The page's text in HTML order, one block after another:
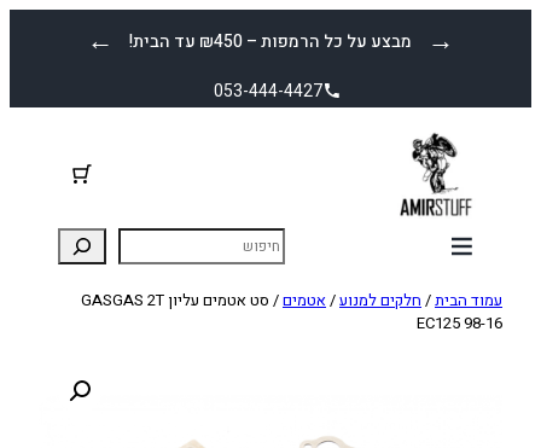
← מבצע על כל הרמפות – ₪450 עד הבית! →
053-444-4427
עמוד הבית/ חלקים למנוע/אטמים
/ סט אטמים עליון GASGAS 2T
EC125 98-16